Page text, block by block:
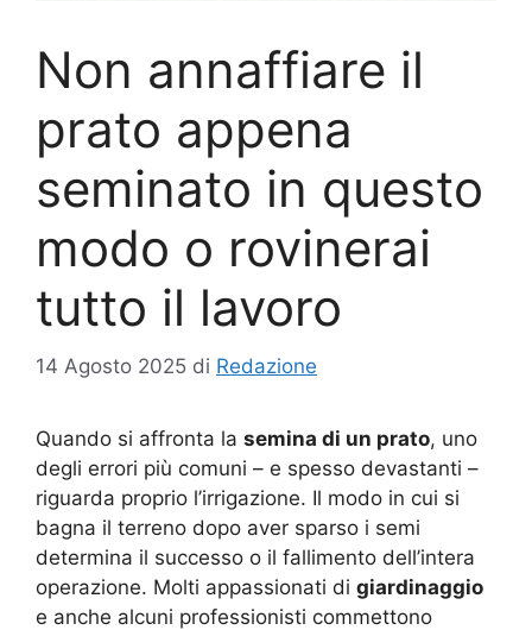
Non annaffiare il
prato appena
seminato in questo
modo o rovinerai
tutto il lavoro
14 Agosto 2025 di Redazione
Quando si affronta la semina di un prato, uno
degli errori più comuni – e spesso devastanti –
riguarda proprio l’irrigazione. Il modo in cui si
bagna il terreno dopo aver sparso i semi
determina il successo o il fallimento dell’intera
operazione. Molti appassionati di giardinaggio
e anche alcuni professionisti commettono